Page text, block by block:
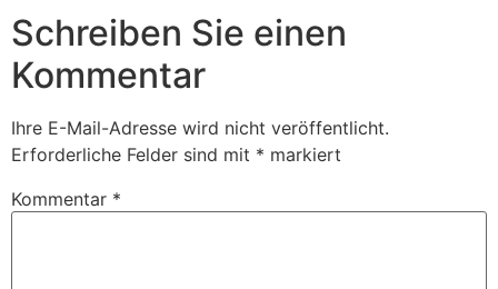
Schreiben Sie einen
Kommentar
Ihre E-Mail-Adresse wird nicht veröffentlicht.
Erforderliche Felder sind mit * markiert
Kommentar *